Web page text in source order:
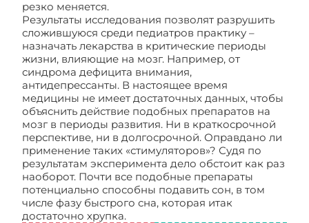
резко меняется.
Результаты исследования позволят разрушить
сложившуюся среди педиатров практику –
назначать лекарства в критические периоды
жизни, влияющие на мозг. Например, от
синдрома дефицита внимания,
антидепрессанты. В настоящее время
медицины не имеет достаточных данных, чтобы
объяснить действие подобных препаратов на
мозг в периоды развития. Ни в краткосрочной
перспективе, ни в долгосрочной. Оправдано ли
применение таких «стимуляторов»? Судя по
результатам эксперимента дело обстоит как раз
наоборот. Почти все подобные препараты
потенциально способны подавить сон, в том
числе фазу быстрого сна, которая итак
достаточно хрупка.